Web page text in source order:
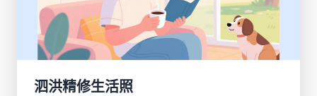
泗洪精修生活照